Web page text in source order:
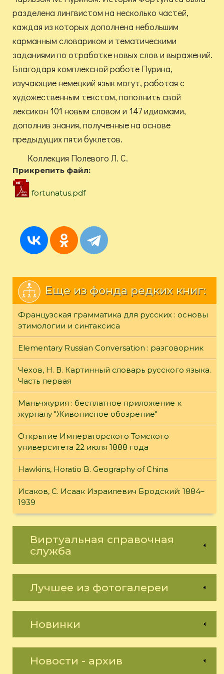
разделена лингвистом на несколько частей,
каждая из которых дополнена небольшим
карманным словариком и тематическими
заданиями по отработке новых слов и выражений.
Благодаря комплексной работе Пурина,
изучающие немецкий язык могут, работая с
художественным текстом, пополнить свой
лексикон 101 новым словом и 147 идиомами,
дополнив знания, полученные на основе
предыдущих пяти буклетов.
Коллекция Полевого Л. С.
Прикрепить файл:
fortunatus.pdf
Еще из фонда редких книг:
Французская грамматика для русских : основы
этимологии и синтаксиса
Elementary Russian Conversation : разговорник
Чехов, Н. В. Картинный словарь русского языка.
Часть первая
Маньчжурия : бесплатное приложение к
журналу "Живописное обозрение"
Открытие Императорского Томского
университета 22 июля 1888 года
Hawkins, Horatio B. Geography of China
Исаков, С. Исаак Израилевич Бродский: 1884–
1939
Виртуальная справочная
служба
Лучшее из фотогалереи
Новинки
Новости - архив